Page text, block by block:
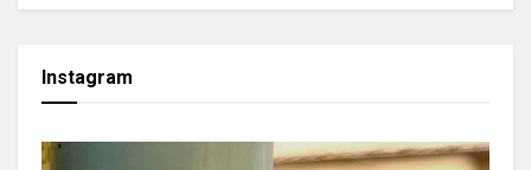
Instagram